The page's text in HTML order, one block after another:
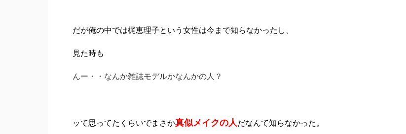
だが俺の中では梶恵理子という女性は今まで知らなかったし、
見た時も
んー・・なんか雑誌モデルかなんかの人？
ッて思ってたくらいでまさか真似メイクの人だなんて知らなかった。